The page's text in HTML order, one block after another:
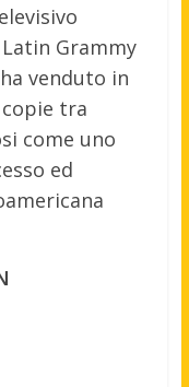
Grammy
venduto in
tra
come uno
ed